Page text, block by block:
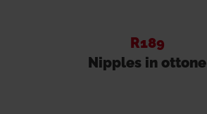
R189
Nipples in ottone